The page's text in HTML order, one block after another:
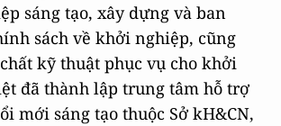
sáng tạo, xây dựng và ban
sách về khởi nghiệp, cũng
kỹ thuật phục vụ cho khởi
đã thành lập trung tâm hỗ trợ
mới sáng tạo thuộc Sở kH&CN,